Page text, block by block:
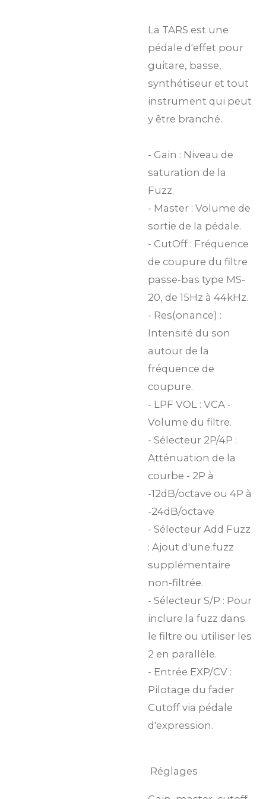
La TARS est une
pédale d'effet pour
guitare, basse,
synthétiseur et tout
instrument qui peut
y être branché.
- Gain : Niveau de
saturation de la
Fuzz.
- Master : Volume de
sortie de la pédale.
- CutOff : Fréquence
de coupure du filtre
passe-bas type MS-
20, de 15Hz à 44kHz.
- Res(onance) :
Intensité du son
autour de la
fréquence de
coupure.
- LPF VOL : VCA -
Volume du filtre.
- Sélecteur 2P/4P :
Atténuation de la
courbe - 2P à
-12dB/octave ou 4P à
-24dB/octave
- Sélecteur Add Fuzz
: Ajout d'une fuzz
supplémentaire
non-filtrée.
- Sélecteur S/P : Pour
inclure la fuzz dans
le filtre ou utiliser les
2 en parallèle.
- Entrée EXP/CV :
Pilotage du fader
Cutoff via pédale
d'expression.
Réglages